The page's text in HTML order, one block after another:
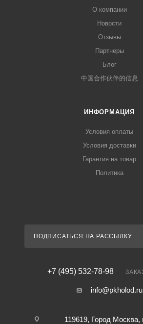
О компании
Новости
Отзывы
Партнеры
Блог
中国合作伙伴的信息
ИНФОРМАЦИЯ
Условия оплаты
Условия доставки
Гарантия на товар
Политика
ПОДПИСАТЬСЯ НА РАССЫЛКУ
+7 (495) 532-78-98
info@pkholod.ru
119619, Город Москва,